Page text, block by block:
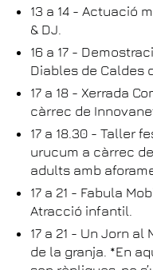
13 a 14 - Actuació
& DJ.
16 a 17 -
Diables de Caldes
17 a 18 - Xerrada
càrrec de
17 a 18.30 - Taller
urucum a càrrec
adults amb
17 a 21 - Fabula
Atracció infantil.
17 a 21 - Un Jorn
de la granja. *En